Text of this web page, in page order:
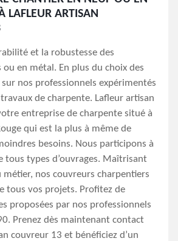
LAFLEUR ARTISAN
et la robustesse des
ou en métal. En plus du choix des
nos professionnels expérimentés
de charpente. Lafleur artisan
entreprise de charpente situé à
qui est la plus à même de
besoins. Nous participons à
tous types d’ouvrages. Maîtrisant
métier, nos couvreurs charpentiers
tous vos projets. Profitez de
proposées par nos professionnels
Prenez dès maintenant contact
couvreur 13 et bénéficiez d’un